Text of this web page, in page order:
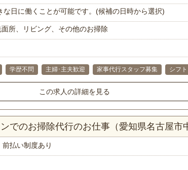
日に働くことが可能です。(候補の日時から選択)
所、リビング、その他のお掃除
学歴不問 主婦･主夫歓迎 家事代行スタッフ募集 シフ
この求人の詳細を見る
でのお掃除代行のお仕事（愛知県名古屋市
前払い制度あり